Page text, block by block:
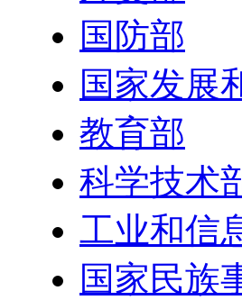
国防部
国家发展
教育部
科学技术
工业和信
国家民族